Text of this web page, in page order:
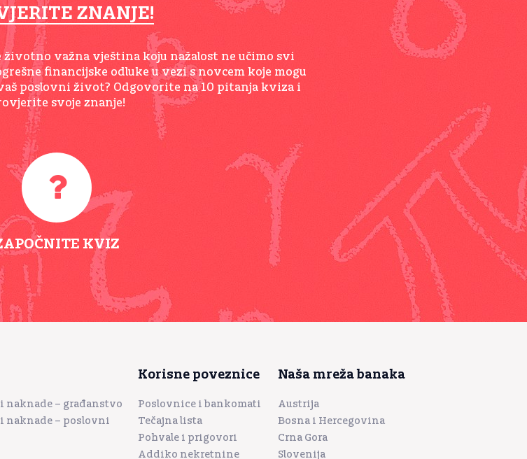
ZNANJE!
važna vještina koju nažalost ne učimo svi
financijske odluke u vezi s novcem koje mogu
poslovni život? Odgovorite na 10 pitanja kviza i
svoje znanje!
KVIZ
naknade – građanstvo
naknade – poslovni
Korisne poveznice
Poslovnice i bankomati
Tečajna lista
Pohvale i prigovori
Addiko nekretnine
Naša mreža banaka
Austrija
Bosna i Hercegovina
Crna Gora
Slovenija